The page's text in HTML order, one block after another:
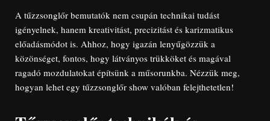
A tűzzsonglőr bemutatók nem csupán technikai tudást
igényelnek, hanem kreativitást, precizitást és karizmatikus
előadásmódot is. Ahhoz, hogy igazán lenyűgözzük a
közönséget, fontos, hogy látványos trükköket és magával
ragadó mozdulatokat építsünk a műsorunkba. Nézzük meg,
hogyan lehet egy tűzzsonglőr show valóban felejthetetlen!